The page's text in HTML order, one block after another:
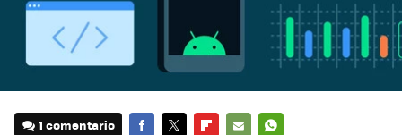
1 comentario